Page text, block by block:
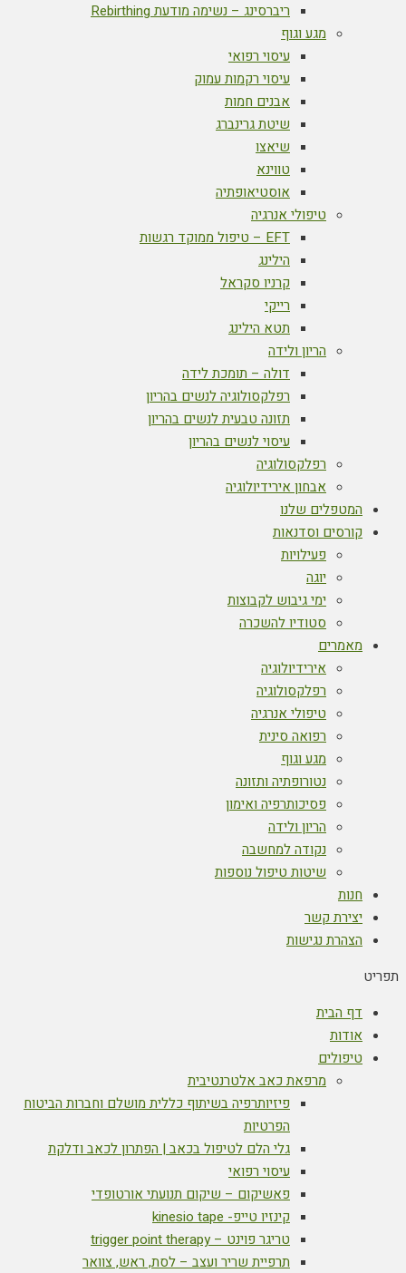
ריברסינג – נשימה מודעת Rebirthing
מגע וגוף
עיסוי רפואי
עיסוי רקמות עמוק
אבנים חמות
שיטת גרינברג
שיאצו
טווינא
אוסטיאופתיה
טיפולי אנרגיה
EFT – טיפול ממוקד רגשות
הילינג
קרניו סקראל
רייקי
תטא הילינג
הריון ולידה
דולה – תומכת לידה
רפלקסולוגיה לנשים בהריון
תזונה טבעית לנשים בהריון
עיסוי לנשים בהריון
רפלקסולוגיה
אבחון אירידיולוגיה
המטפלים שלנו
קורסים וסדנאות
פעילויות
יוגה
ימי גיבוש לקבוצות
סטודיו להשכרה
מאמרים
אירידיולוגיה
רפלקסולוגיה
טיפולי אנרגיה
רפואה סינית
מגע וגוף
נטורופתיה ותזונה
פסיכותרפיה ואימון
הריון ולידה
נקודה למחשבה
שיטות טיפול נוספות
חנות
יצירת קשר
הצהרת נגישות
תפריט
דף הבית
אודות
טיפולים
מרפאת כאב אלטרנטיבית
פיזיותרפיה בשיתוף כללית מושלם וחברות הביטוח
הפרטיות
גלי הלם לטיפול בכאב | הפתרון לכאב ודלקת
עיסוי רפואי
פאשיקום – שיקום תנועתי אורטופדי
קינזיו טייפ- kinesio tape
טריגר פוינט – trigger point therapy
תרפיית שריר ועצב – לסת, ראש, צוואר